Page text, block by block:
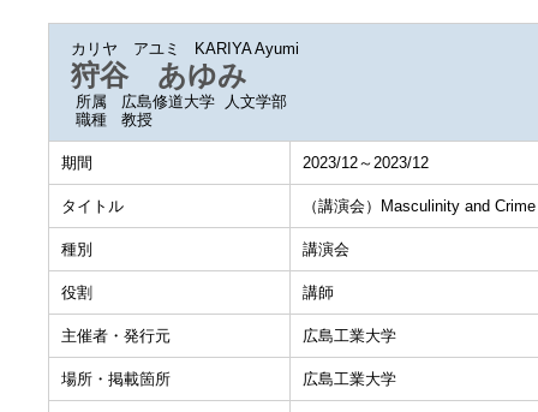
カリヤ アユミ KARIYA Ayumi
狩谷 あゆみ
所属
広島修道大学 人文学部
職種
教授
期間 2023/12～2023/12
タイトル （講演会）Masculinity and
種別 講演会
役割 講師
主催者・発行元 広島工業大学
場所・掲載箇所 広島工業大学